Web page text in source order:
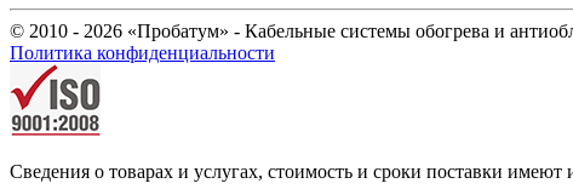
© 2010 - 2026 «Пробатум» - Кабельные системы обогрева и
Политика конфиденциальности
Сведения о товарах и услугах, стоимость и сроки поставки